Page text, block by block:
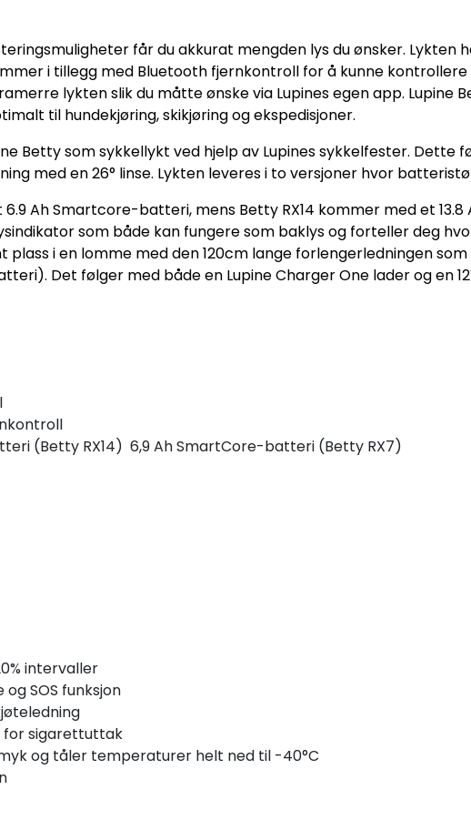
får du akkurat mengden lys du ønsker.
i tillegg med Bluetooth fjernkontroll for å kunne
lykten slik du måtte ønske via Lupines egen app. Lupine
til hundekjøring, skikjøring og ekspedisjoner.
Betty som sykkellykt ved hjelp av Lupines sykkelfester. Dette
med en 26° linse. Lykten leveres i to versjoner hvor
Ah Smartcore-batteri, mens Betty RX14 kommer med et
som både kan fungere som baklys og forteller deg
i en lomme med den 120cm lange forlengerledningen som
Det følger med både en Lupine Charger One lader og en
(Betty RX14) 6,9 Ah SmartCore-batteri (Betty RX7)
intervaller
og SOS funksjon
for sigarettuttak
og tåler temperaturer helt ned til -40°C